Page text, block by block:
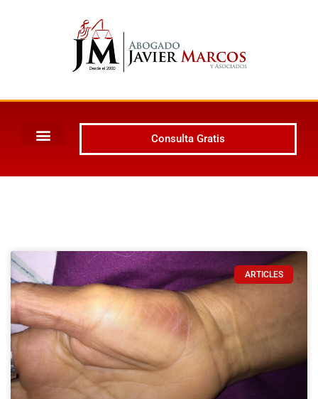
Consulta Gratis
ARTICLES